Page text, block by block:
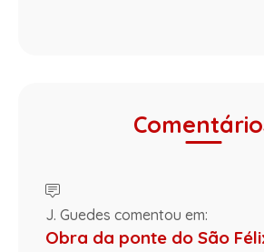
J. Guedes comentou em:
Obra da ponte do São